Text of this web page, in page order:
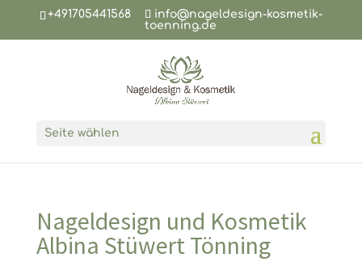
+491705441568
info@nageldesign-kosmetik-
toenning.de
Seite wählen
Nageldesign und Kosmetik
Albina Stüwert Tönning